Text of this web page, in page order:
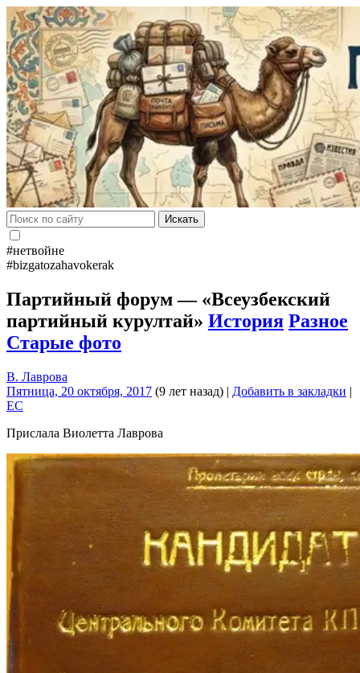
Искать
#нетвойне
#bizgatozahavokerak
Партийный форум — «Всеузбекский
партийный курултай» История Разное
Старые фото
В. Лаврова
Пятница, 20 октября, 2017 (9 лет назад) | Добавить в закладки |
EC
Прислала Виолетта Лаврова